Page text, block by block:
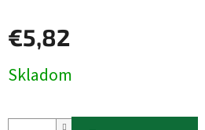
€5,82
cena:
Skladom